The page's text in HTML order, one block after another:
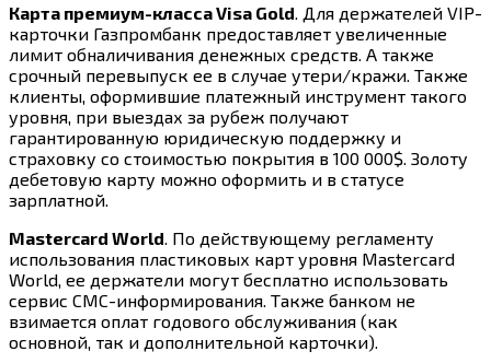
Карта премиум-класса Visa Gold. Для держателей VIP-
карточки Газпромбанк предоставляет увеличенные
лимит обналичивания денежных средств. А также
срочный перевыпуск ее в случае утери/кражи. Также
клиенты, оформившие платежный инструмент такого
уровня, при выездах за рубеж получают
гарантированную юридическую поддержку и
страховку со стоимостью покрытия в 100 000$. Золоту
дебетовую карту можно оформить и в статусе
зарплатной.
Mastercard World. По действующему регламенту
использования пластиковых карт уровня Mastercard
World, ее держатели могут бесплатно использовать
сервис СМС-информирования. Также банком не
взимается оплат годового обслуживания (как
основной, так и дополнительной карточки).